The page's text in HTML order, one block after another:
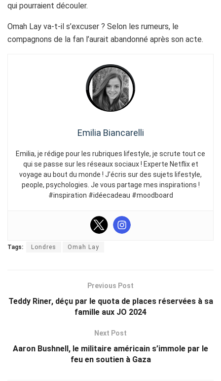
qui pourraient découler.
Omah Lay va-t-il s’excuser ? Selon les rumeurs, le
compagnons de la fan l’aurait abandonné après son acte.
Emilia Biancarelli
Emilia, je rédige pour les rubriques lifestyle, je scrute tout ce
qui se passe sur les réseaux sociaux ! Experte Netflix et
voyage au bout du monde ! J’écris sur des sujets lifestyle,
people, psychologies. Je vous partage mes inspirations !
#inspiration #idéecadeau #moodboard
Tags: Londres Omah Lay
Previous Post
Teddy Riner, déçu par le quota de places réservées à sa
famille aux JO 2024
Next Post
Aaron Bushnell, le militaire américain s’immole par le
feu en soutien à Gaza